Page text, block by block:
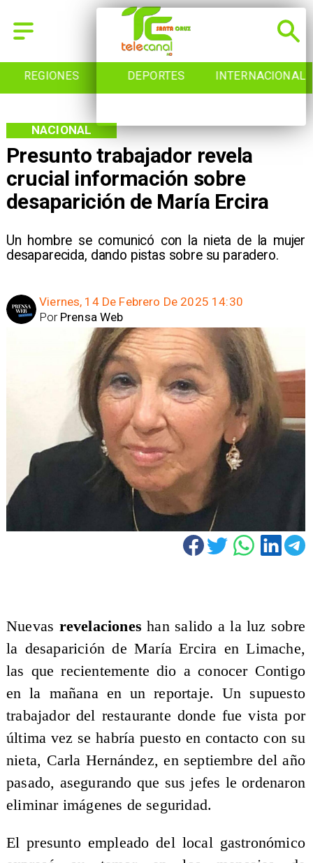
REGIONES DEPORTES INTERNACIONAL
Presunto trabajador revela
crucial información sobre
desaparición de María Ercira
Un hombre se comunicó con la nieta de la mujer
desaparecida, dando pistas sobre su paradero.
NACIONAL
Viernes, 14 De Febrero De 2025 14:30
Prensa Web
Por
Nuevas revelaciones han salido a la luz sobre
la desaparición de María Ercira en Limache,
las que recientemente dio a conocer Contigo
en la mañana en un reportaje. Un supuesto
trabajador del restaurante donde fue vista por
última vez se habría puesto en contacto con su
nieta, Carla Hernández, en septiembre del año
pasado, asegurando que sus jefes le ordenaron
eliminar imágenes de seguridad.
El presunto empleado del local gastronómico